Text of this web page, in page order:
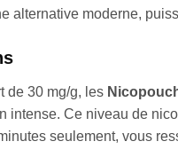
alternative moderne,
de 30 mg/g, les
intense. Ce niveau de
seulement, vous